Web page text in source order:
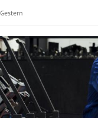
Gestern